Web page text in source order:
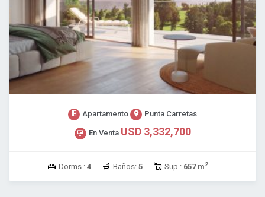
Apartamento Punta Carretas
En Venta USD 3,332,700
Dorms.: 4 Baños: 5 Sup.: 657 m2